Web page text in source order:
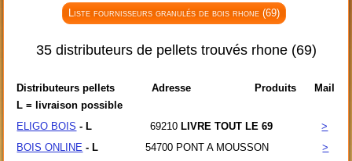
Liste fournisseurs granulés de bois rhone (69)
35 distributeurs de pellets trouvés rhone (69)
Distributeurs pellets
L = livraison possible
Adresse Produits Mail
ELIGO BOIS - L 69210 LIVRE TOUT LE 69
>
BOIS ONLINE - L 54700 PONT A MOUSSON
>